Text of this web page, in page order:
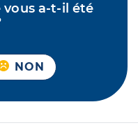
vous a-t-il été
NON